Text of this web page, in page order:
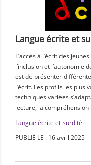
Langue écrite et
L’accès à l’écrit des
l’inclusion et l’autonomie
est de présenter
l’écrit. Les profils les plus
techniques variées
lecture, la
Langue écrite et surdité
PUBLIÉ LE : 16 avril 2025